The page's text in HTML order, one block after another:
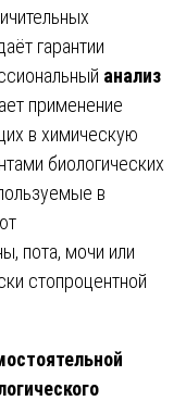
гарантии
анализ
применение
в химическую
биологических
в
пота, мочи или
стопроцентной